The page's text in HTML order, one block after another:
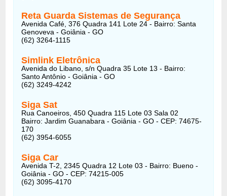
Reta Guarda Sistemas de Segurança
Avenida Café, 376 Quadra 141 Lote 24 - Bairro: Santa
Genoveva - Goiânia - GO
(62) 3264-1115
Simlink Eletrônica
Avenida do Libano, s/n Quadra 35 Lote 13 - Bairro:
Santo Antônio - Goiânia - GO
(62) 3249-4242
Siga Sat
Rua Canoeiros, 450 Quadra 115 Lote 03 Sala 02
Bairro: Jardim Guanabara - Goiânia - GO - CEP: 74675-
170
(62) 3954-6055
Siga Car
Avenida T-2, 2345 Quadra 12 Lote 03 - Bairro: Bueno -
Goiânia - GO - CEP: 74215-005
(62) 3095-4170